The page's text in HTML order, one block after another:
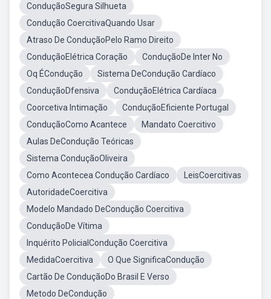
ConduçãoSegura Silhueta
Condução CoercitivaQuando Usar
Atraso De ConduçãoPelo Ramo Direito
ConduçãoElétrica Coração
ConduçãoDe Inter No
Oq ÉCondução
Sistema DeCondução Cardíaco
ConduçãoDfensiva
ConduçãoElétrica Cardíaca
Coorcetiva Intimação
ConduçãoEficiente Portugal
ConduçãoComo Acantece
Mandato Coercitivo
Aulas DeCondução Teóricas
Sistema ConduçãoOliveira
Como Acontecea Condução Cardíaco
LeisCoercitivas
AutoridadeCoercitiva
Modelo Mandado DeCondução Coercitiva
ConduçãoDe Vítima
Inquérito PolicialCondução Coercitiva
MedidaCoercitiva
O Que SignificaCondução
Cartão De ConduçãoDo Brasil E Verso
Metodo DeCondução